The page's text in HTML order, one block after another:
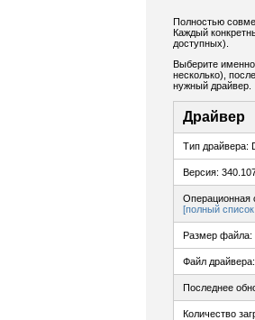
Полностью
Каждый
доступных).
Выберите
несколько),
нужный драйвер.
Драйвер
Тип драйвера:
Версия:
Операционная
[полный
Размер файла:
Файл
Последнее
Количество